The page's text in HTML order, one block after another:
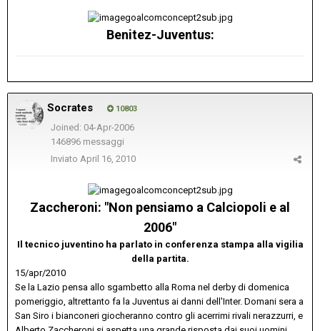
Benitez-Juventus:
Socrates 10803
Joined: 04-Apr-2006
146896 messaggi
Inviato April 16, 2010
Zaccheroni: "Non pensiamo a Calciopoli e al
2006"
Il tecnico juventino ha parlato in conferenza stampa alla vigilia
della partita.
15/apr/2010
Se la Lazio pensa allo sgambetto alla Roma nel derby di domenica
pomeriggio, altrettanto fa la Juventus ai danni dell'Inter. Domani sera a
San Siro i bianconeri giocheranno contro gli acerrimi rivali nerazzurri, e